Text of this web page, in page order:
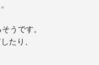
うです。
たり、